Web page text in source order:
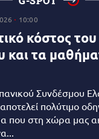
10:00
κόστος του
και τα
Συνδέσμου
πολύτιμο
που στη χώρα μας